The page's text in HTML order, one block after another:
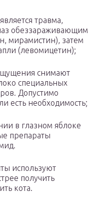
травма,
обеззараживающим
мирамистин), затем
(левомицетин);
снимают
специальных
Допустимо
есть необходимость;
в глазном яблоке
препараты
используют
получить
кота.